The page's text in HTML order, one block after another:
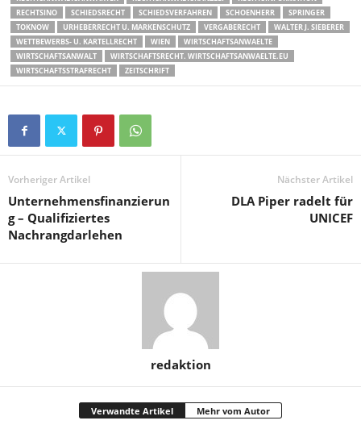
RECHTSINO
SCHIEDSRECHT SCHIEDSVERFAHREN SCHOENHERR
SPRINGER
TOKNOW
URHEBERRECHT U. MARKENSCHUTZ VERGABERECHT
WALTER J. SIEBERER
WETTBEWERBS- U. KARTELLRECHT
WIEN
WIRTSCHAFTSANWAELTE
WIRTSCHAFTSANWALT
WIRTSCHAFTSRECHT. WIRTSCHAFTSANWAELTE.EU
WIRTSCHAFTSSTRAFRECHT
ZEITSCHRIFT
Vorheriger Artikel
Unternehmensfinanzierun
g – Qualifiziertes
Nachrangdarlehen
Nächster Artikel
DLA Piper radelt für
UNICEF
redaktion
Verwandte Artikel Mehr vom Autor